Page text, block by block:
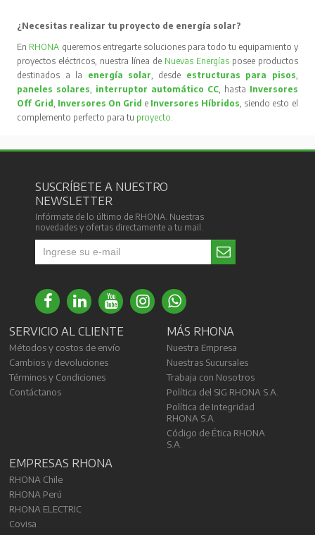
¿Necesitas realizar tu proyecto de energía solar?
En RHONA queremos entregarte soluciones para todo tu equipamiento y
proyectos eléctricos, nuestra línea de Nuevas Energíasposee productos
destinados a la energía solar, desde estructuras para pisos,
paneles solares, interruptor automático CC, hasta Inversores
Off Grid, Inversores On Grid e Inversores Híbridos, siendo esto el
complemento perfecto para tu proyecto.
SUSCRÍBETE A NUESTRO
NEWSLETTER
Infórmate de lo último de RHONA. Nuestras
novedades y ofertas directamente a tu mail.
SERVICIO AL CLIENTE
Métodos y costos de envío
Cambios y devoluciones
Términos y Condiciones
Contáctanos
MÁS RHONA
Nuestra Empresa
Nuestras Sucursales
Trabaja con Nosotros
Política del SIG RHONA S.A.
Política de Integridad
RHONA S.A.
Código de Ética RHONA
S.A.
EMPRESAS RHONA
RHONA Chile
RHONA Perú
RHONA ELECTRIC
Covisa